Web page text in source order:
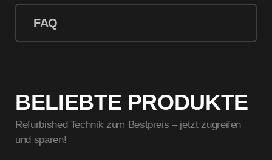
FAQ
BELIEBTE PRODUKTE
Refurbished Technik zum Bestpreis – jetzt zugreifen
und sparen!